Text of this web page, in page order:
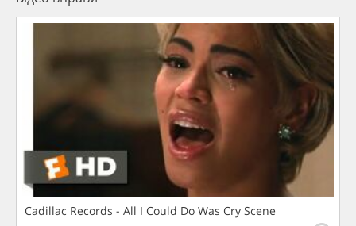
Cadillac Records - All I Could Do Was Cry Scene